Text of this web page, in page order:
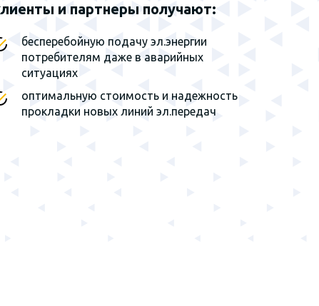
Мы являемся
представителем завода на
территории Сибирского
федерального округа и
и партнеры получают:
бесперебойную подачу эл.энергии
потребителям даже в аварийных
ситуациях
оптимальную стоимость и надежность
прокладки новых линий эл.передач